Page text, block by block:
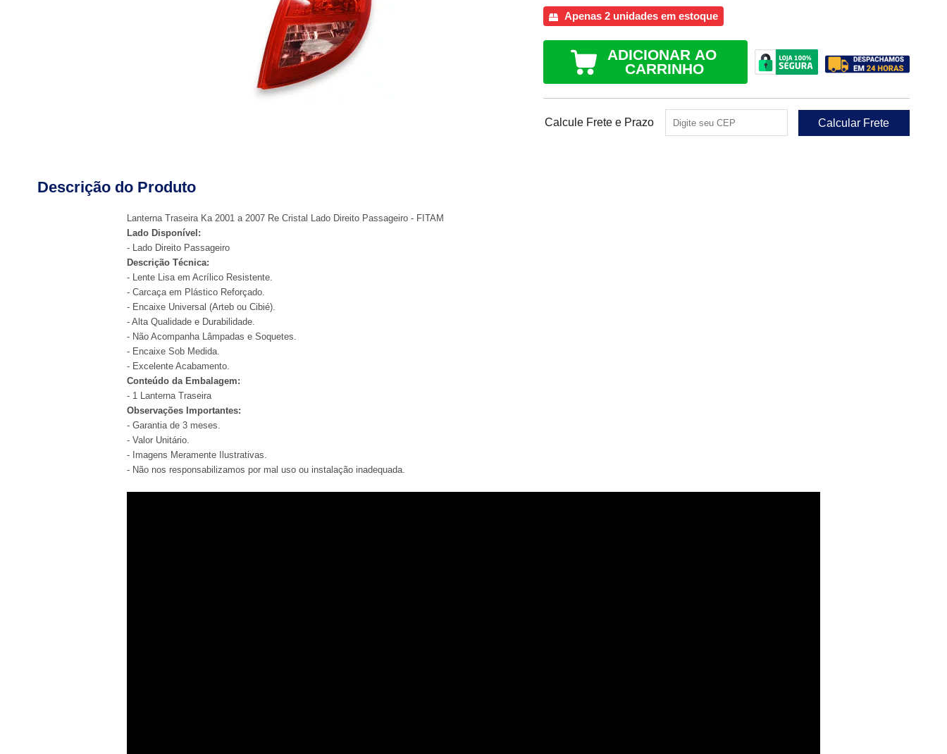
Apenas 2 unidades em estoque
ADICIONAR AO
CARRINHO
Calcule Frete e Prazo
Descrição do Produto
Lanterna Traseira Ka 2001 a 2007 Re Cristal Lado Direito Passageiro - FITAM
Lado Disponível:
- Lado Direito Passageiro
Descrição Técnica:
- Lente Lisa em Acrílico Resistente.
- Carcaça em Plástico Reforçado.
- Encaixe Universal (Arteb ou Cibié).
- Alta Qualidade e Durabilidade.
- Não Acompanha Lâmpadas e Soquetes.
- Encaixe Sob Medida.
- Excelente Acabamento.
Conteúdo da Embalagem:
- 1 Lanterna Traseira
Observações Importantes:
- Garantia de 3 meses.
- Valor Unitário.
- Imagens Meramente Ilustrativas.
- Não nos responsabilizamos por mal uso ou instalação inadequada.